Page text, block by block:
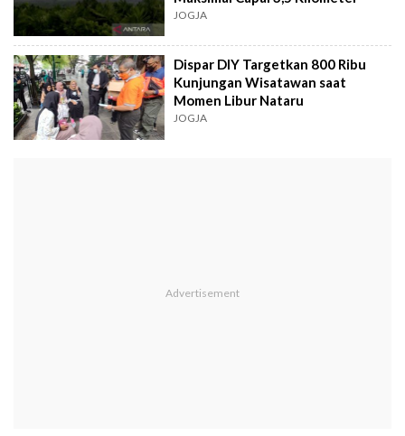
JOGJA
Dispar DIY Targetkan 800 Ribu
Kunjungan Wisatawan saat
Momen Libur Nataru
JOGJA